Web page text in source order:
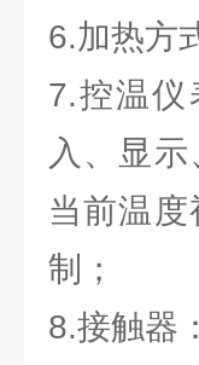
6.加热方
7.控温仪
入、显
当前温
制；
8.接触器